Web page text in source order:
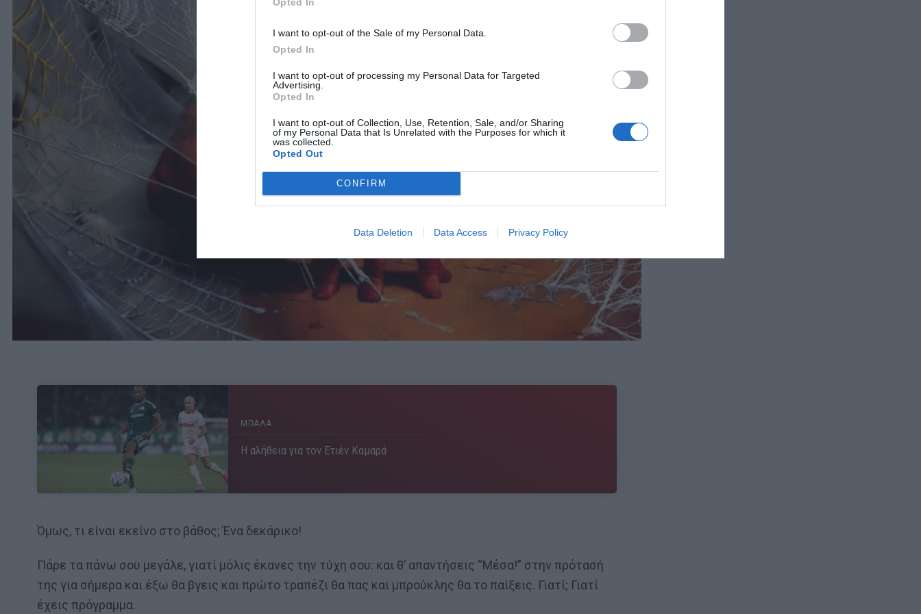
I want to opt-out of the Sale of my Personal Data.
Opted In
I want to opt-out of processing my Personal Data for Targeted
Advertising.
Opted In
I want to opt-out of Collection, Use, Retention, Sale, and/or Sharing
of my Personal Data that Is Unrelated with the Purposes for which it
was collected.
Opted Out
CONFIRM
Data Deletion Data Access Privacy Policy
ΜΠΑΛΑ
Η αλήθεια για τον Ετιέν Καμαρά
Όμως, τι είναι εκείνο στο βάθος; Ένα δεκάρικο!
Πάρε τα πάνω σου μεγάλε, γιατί μόλις έκανες την τύχη σου: και θ’ απαντήσεις “Μέσα!” στην πρότασή
της για σήμερα και έξω θα βγεις και πρώτο τραπέζι θα πας και μπρούκλης θα το παίξεις. Γιατί; Γιατί
έχεις πρόγραμμα.